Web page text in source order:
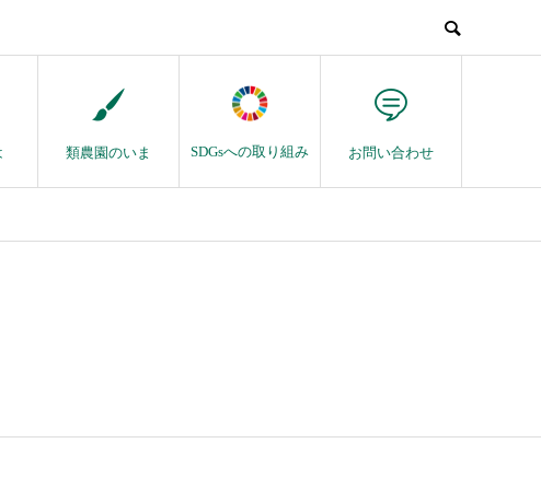
類農園のいま SDGsへの取り組み お問い合わせ